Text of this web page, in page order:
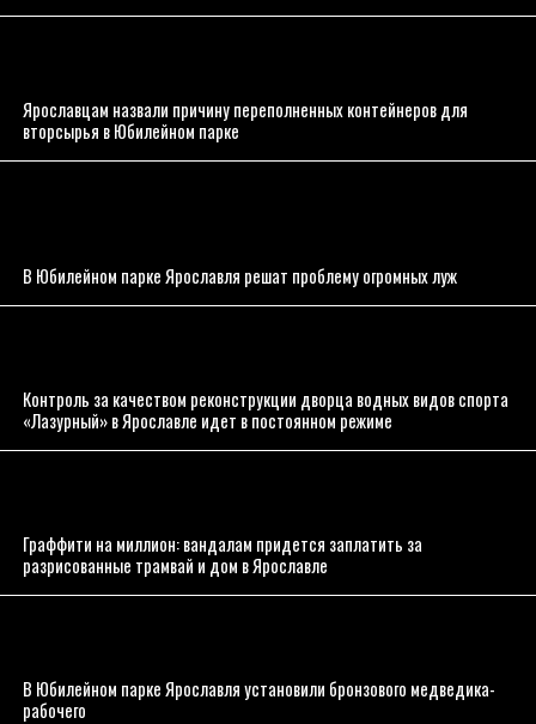
Ярославцам назвали причину переполненных контейнеров для
вторсырья в Юбилейном парке
В Юбилейном парке Ярославля решат проблему огромных луж
Контроль за качеством реконструкции дворца водных видов спорта
«Лазурный» в Ярославле идет в постоянном режиме
Граффити на миллион: вандалам придется заплатить за
разрисованные трамвай и дом в Ярославле
В Юбилейном парке Ярославля установили бронзового медведика-
рабочего